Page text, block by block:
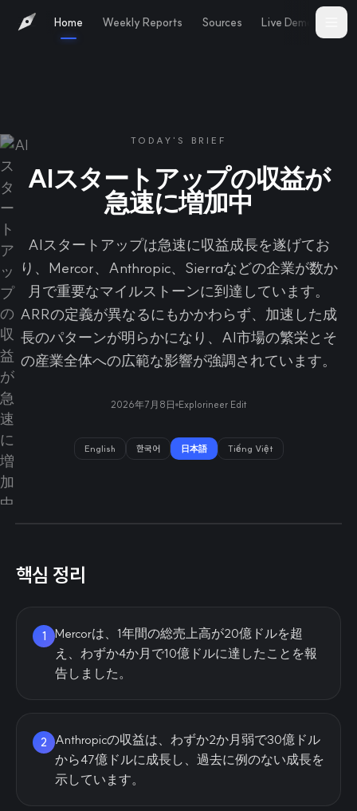
Home Weekly Reports Sources Live Demo
TODAY'S BRIEF
AIスタートアップの収益が
急速に増加中
AIスタートアップは急速に収益成長を遂げてお
り、Mercor、Anthropic、Sierraなどの企業が数か
月で重要なマイルストーンに到達しています。
ARRの定義が異なるにもかかわらず、加速した成
長のパターンが明らかになり、AI市場の繁栄とそ
の産業全体への広範な影響が強調されています。
2026年7月8日 Explorineer Edit
English 한국어 日本語 Tiếng Việt
핵심 정리
1
Mercorは、1年間の総売上高が20億ドルを超
え、わずか4か月で10億ドルに達したことを報
告しました。
2
Anthropicの収益は、わずか2か月弱で30億ドル
から47億ドルに成長し、過去に例のない成長を
示しています。